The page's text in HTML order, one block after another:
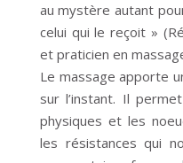
au mystère autant
celui qui le reçoit »
et praticien en
Le massage apporte
sur l’instant. Il
physiques et les
les résistances qui